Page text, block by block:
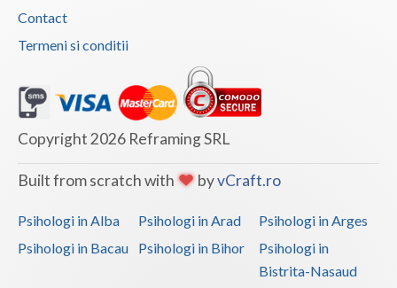
Contact
Termeni si conditii
Copyright 2026 Reframing SRL
Built from scratch with byvCraft.ro
Psihologi in Alba Psihologi in Arad
Psihologi in Arges
Psihologi in Bacau
Psihologi in Bihor
Psihologi in
Bistrita-Nasaud